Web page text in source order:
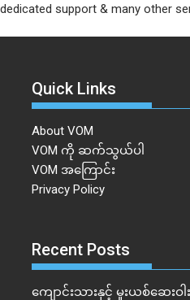
dedicated support & many other
Quick Links
About VOM
VOM ကို ဆက်သွယ်ပါ
VOM အကြောင်း
Privacy Policy
Recent Posts
ကျောင်းသားနှင့် မူးယစ်ဆေးဝါ